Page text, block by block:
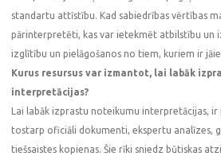
standartu attīstību. Kad sabiedrības vērtības
pārinterpretēti, kas var ietekmēt atbilstību un
izglītību un pielāgošanos no tiem, kuriem ir
Kurus resursus var izmantot, lai labāk
interpretācijas?
Lai labāk izprastu noteikumu interpretācijas, ir
tostarp oficiāli dokumenti, ekspertu analīzes,
tiešsaistes kopienas. Šie rīki sniedz būtiskas